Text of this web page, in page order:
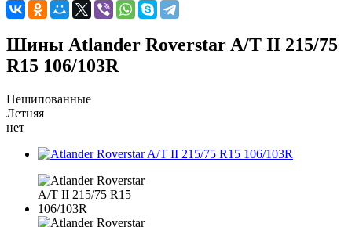
Шины Atlander Roverstar A/T II 215/75
R15 106/103R
Нешипованные
Летняя
нет